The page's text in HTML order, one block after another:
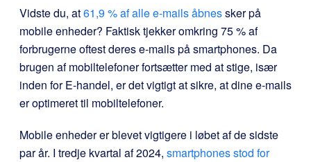
Vidste du, at61,9 % af alle e-mails åbnessker på
mobile enheder? Faktisk tjekker omkring 75 % af
forbrugerne oftest deres e-mails på smartphones. Da
brugen af mobiltelefoner fortsætter med at stige, især
inden for E-handel, er det vigtigt at sikre, at dine e-mails
er optimeret til mobiltelefoner.
Mobile enheder er blevet vigtigere i løbet af de sidste
par år. I tredje kvartal af 2024, smartphones stod for